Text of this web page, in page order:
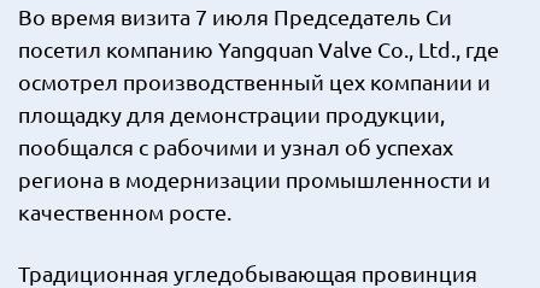
Во время визита 7 июля Председатель Си
посетил компанию Yangquan Valve Co., Ltd., где
осмотрел производственный цех компании и
площадку для демонстрации продукции,
пообщался с рабочими и узнал об успехах
региона в модернизации промышленности и
качественном росте.
Традиционная угледобывающая провинция